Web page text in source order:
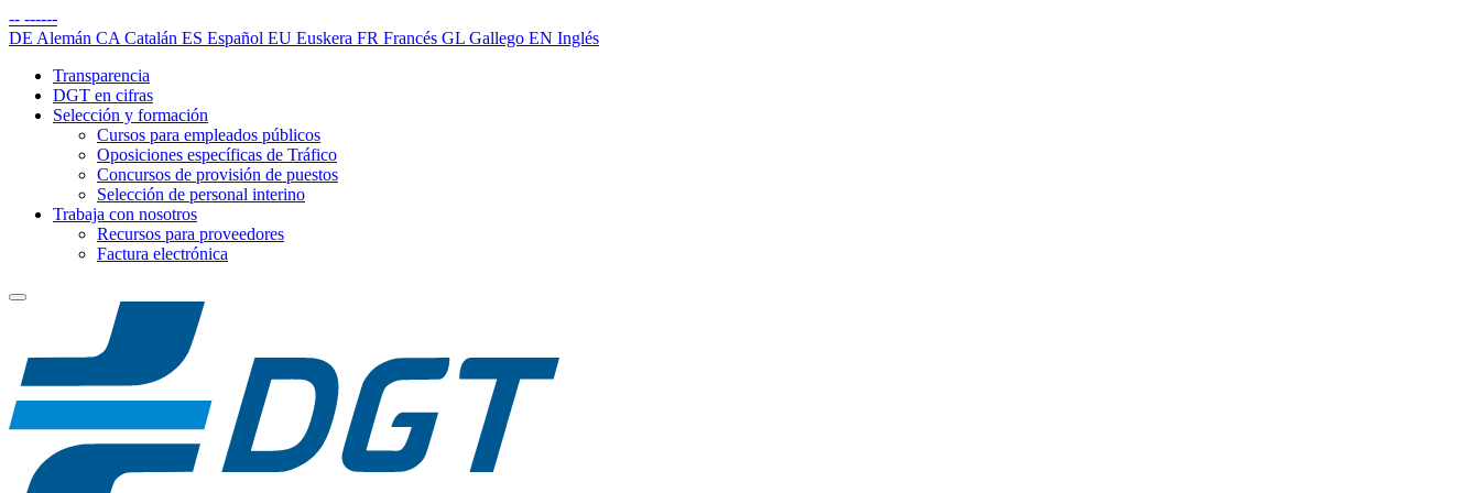
-- ------
DE Alemán CA Catalán ES Español EU Euskera FR Francés GL Gallego EN Inglés
Transparencia
DGT en cifras
Selección y formación
Cursos para empleados públicos
Oposiciones específicas de Tráfico
Concursos de provisión de puestos
Selección de personal interino
Trabaja con nosotros
Recursos para proveedores
Factura electrónica